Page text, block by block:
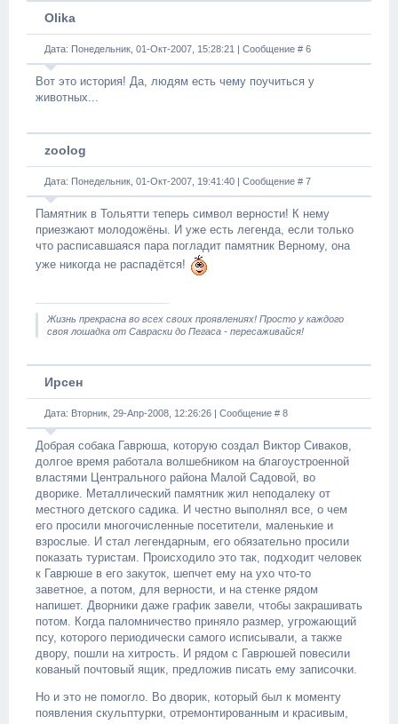
Olika
Дата: Понедельник, 01-Окт-2007, 15:28:21 | Сообщение # 6
Вот это история! Да, людям есть чему поучиться у
животных...
zoolog
Дата: Понедельник, 01-Окт-2007, 19:41:40 | Сообщение # 7
Памятник в Тольятти теперь символ верности! К нему
приезжают молодожёны. И уже есть легенда, если только
что расписавшаяся пара погладит памятник Верному, она
уже никогда не распадётся!
Жизнь прекрасна во всех своих проявлениях! Просто у каждого
своя лошадка от Савраски до Пегаса - пересаживайся!
Ирсен
Дата: Вторник, 29-Апр-2008, 12:26:26 | Сообщение # 8
Добрая собака Гаврюша, которую создал Виктор Сиваков,
долгое время работала волшебником на благоустроенной
властями Центрального района Малой Садовой, во
дворике. Металлический памятник жил неподалеку от
местного детского садика. И честно выполнял все, о чем
его просили многочисленные посетители, маленькие и
взрослые. И стал легендарным, его обязательно просили
показать туристам. Происходило это так, подходит человек
к Гаврюше в его закуток, шепчет ему на ухо что-то
заветное, а потом, для верности, и на стенке рядом
напишет. Дворники даже график завели, чтобы закрашивать
потом. Когда паломничество приняло размер, угрожающий
псу, которого периодически самого исписывали, а также
двору, пошли на хитрость. И рядом с Гаврюшей повесили
кованый почтовый ящик, предложив писать ему записочки.
Но и это не помогло. Во дворик, который был к моменту
появления скульптурки, отремонтированным и красивым,